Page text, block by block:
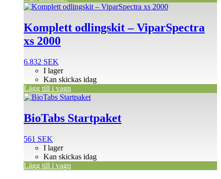
Komplett odlingskit – ViparSpectra
xs 2000
6.832 SEK
I lager
Kan skickas idag
Lägg till i vagn
BioTabs Startpaket
561 SEK
I lager
Kan skickas idag
Lägg till i vagn